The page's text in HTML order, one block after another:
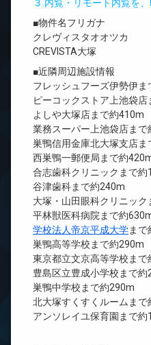
３.内覧・リモート内覧を
■物件名フリガナ
クレヴィスタオオツカ
CREVISTA大塚
■近隣周辺施設情報
フレッシュフーズ伊勢伊ま
ピーコックストア上池袋
よしや大塚店まで約410m
業務スーパー上池袋店まで
巣鴨信用金庫北大塚支店ま
西巣鴨一郵便局まで約
合志歯科クリニックまで約
谷津歯科まで約240m
大塚・山田眼科クリニッ
平林獣医科病院まで約
学校法人帝京平成大学ま
巣鴨高等学校まで約290m
東京都立文京高等学校まで
豊島区立豊成小学校まで約
巣鴨中学校まで約290m
北大塚すくすくルームまで
アンソレイユ保育園まで約